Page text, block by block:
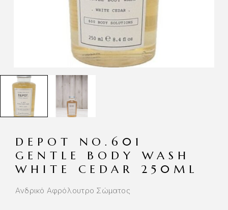
DEPOT NO.601
GENTLE BODY WASH
WHITE CEDAR 250ML
Ανδρικό Αφρόλουτρο Σώματος